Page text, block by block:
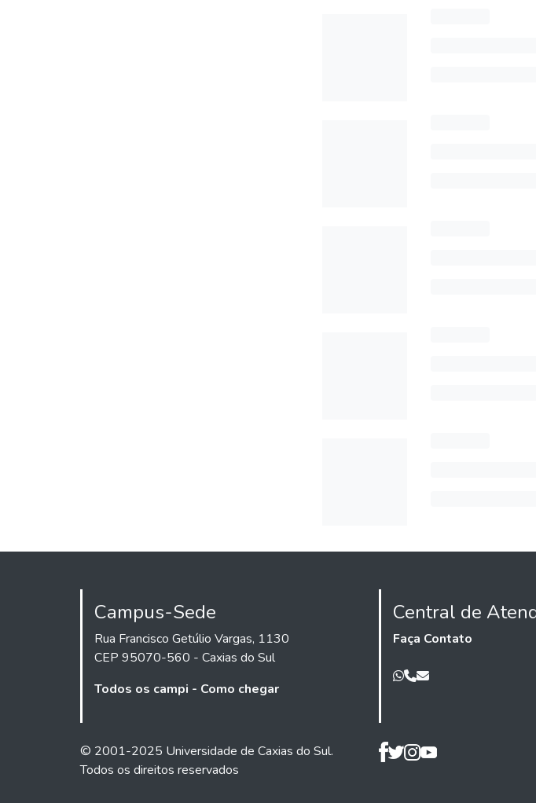
Campus-Sede
Rua Francisco Getúlio Vargas, 1130
CEP 95070-560 - Caxias do Sul
Todos os campi - Como chegar
Central de
Faça Contato
© 2001-2025 Universidade de Caxias do Sul.
Todos os direitos reservados